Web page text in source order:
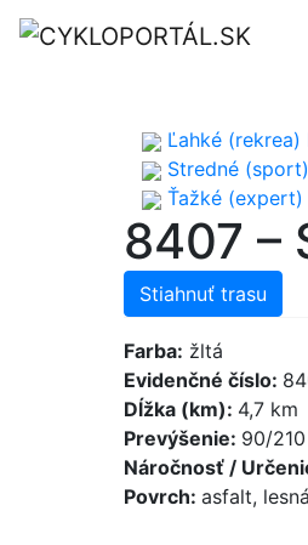
Ľahké (rekrea)
Stredné
Ťažké (expert)
8407 –
Stiahnuť trasu
Farba: žltá
Evidenčné číslo:
Dĺžka (km): 4,7 km
Prevýšenie: 90/
Náročnosť /
Povrch: asfalt,